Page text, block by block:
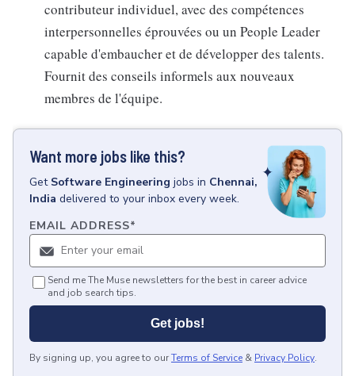
contributeur individuel, avec des compétences
interpersonnelles éprouvées ou un People Leader
capable d'embaucher et de développer des talents.
Fournit des conseils informels aux nouveaux
membres de l'équipe.
Want more jobs like this?
Get Software Engineering jobs in Chennai,
India delivered to your inbox every week.
EMAIL ADDRESS*
Send me The Muse newsletters for the best in career advice
and job search tips.
Get jobs!
By signing up, you agree to ourTerms of Service & Privacy Policy.